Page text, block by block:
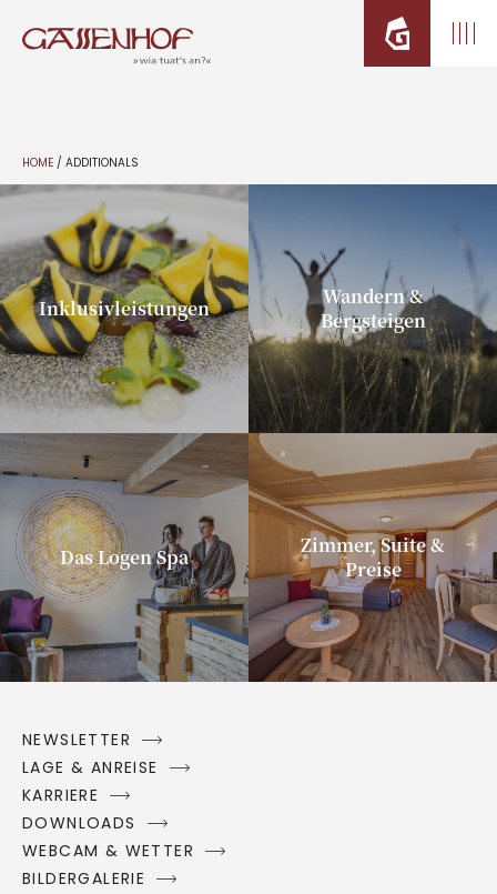
HOME / ADDITIONALS
Inklusivleistungen
Wandern &
Bergsteigen
Das Logen Spa
Zimmer, Suite &
Preise
NEWSLETTER
LAGE & ANREISE
KARRIERE
DOWNLOADS
WEBCAM & WETTER
BILDERGALERIE